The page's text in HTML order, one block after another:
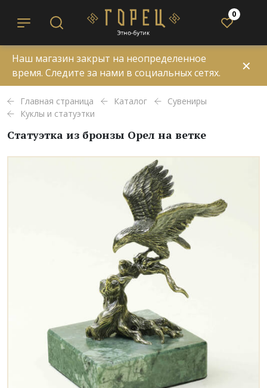
0
Наш магазин закрыт на неопределенное
время. Следите за нами в социальных сетях.
✕
Главная страница Каталог
Сувениры
Куклы и статуэтки
Статуэтка из бронзы Орел на ветке